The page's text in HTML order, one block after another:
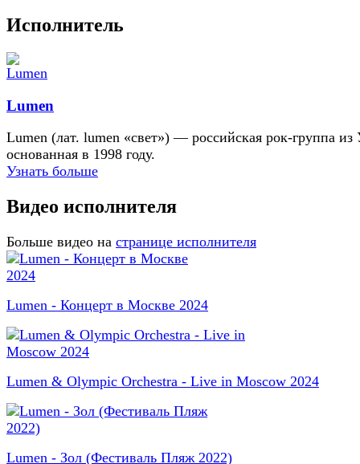
Исполнитель
Lumen
Lumen (лат. lumen «свет») — российская рок-группа
основанная в 1998 году.
Узнать больше
Видео исполнителя
Больше видео на странице исполнителя
Lumen - Концерт в Москве 2024
Lumen & Olympic Orchestra - Live in Moscow 2024
Lumen - Зол (Фестиваль Пляж 2022)